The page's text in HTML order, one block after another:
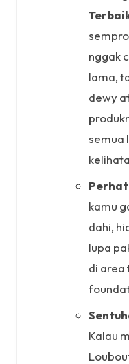
nggak
lama,
dewy
semua
kamu
dahi,
lupa
di area
Kalau